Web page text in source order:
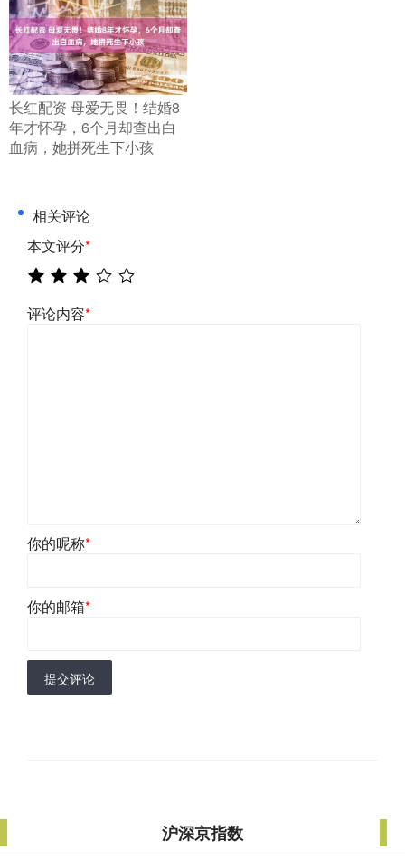
​长红配资 母爱无畏！结婚8
年才怀孕，6个月却查出白
血病，她拼死生下小孩
相关评论
本文评分*
评论内容*
你的昵称*
你的邮箱*
提交评论
沪深京指数